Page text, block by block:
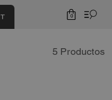
0
5 Productos